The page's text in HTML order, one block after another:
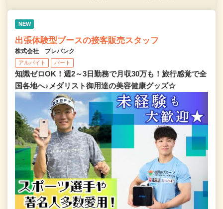
NEW
出張体験型ブースの接客販売スタッフ
株式会社 プレバンク
アルバイト パート
知識ゼロOK！週2～3日勤務で月収30万も！旅行感覚で全
国各地へ♪メダリスト御用達の美容健康グッズ☆